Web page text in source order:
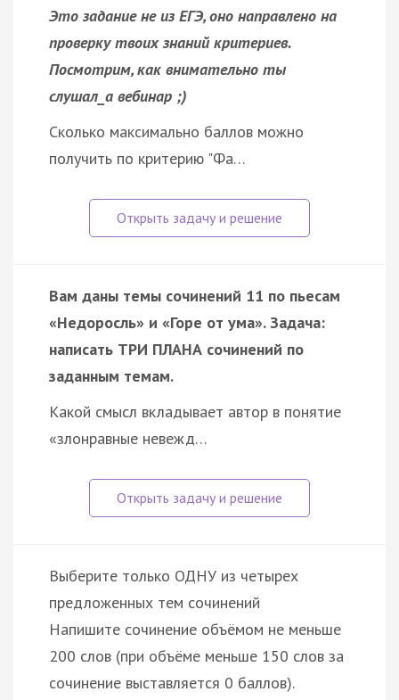
Это задание не из ЕГЭ, оно направлено на
проверку твоих знаний критериев.
Посмотрим, как внимательно ты
слушал_а вебинар ;)
Сколько максимально баллов можно
получить по критерию "Фа…
Вам даны темы сочинений 11 по пьесам
«Недоросль» и «Горе от ума». Задача:
написать ТРИ ПЛАНА сочинений по
заданным темам.
Какой смысл вкладывает автор в понятие
«злонравные невежд…
Выберите только ОДНУ из четырех
предложенных тем сочинений
Напишите сочинение объёмом не меньше
200 слов (при объёме меньше 150 слов за
сочинение выставляется 0 баллов).